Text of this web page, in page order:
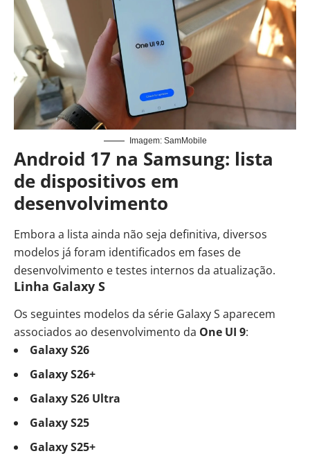
Imagem: SamMobile
Android 17 na Samsung: lista
de dispositivos em
desenvolvimento
Embora a lista ainda não seja definitiva, diversos
modelos já foram identificados em fases de
desenvolvimento e testes internos da atualização.
Linha Galaxy S
Os seguintes modelos da série Galaxy S aparecem
associados ao desenvolvimento da One UI 9:
Galaxy S26
Galaxy S26+
Galaxy S26 Ultra
Galaxy S25
Galaxy S25+